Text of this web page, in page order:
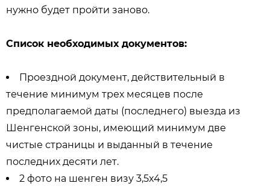
нужно будет пройти заново.
Список необходимых документов:
Проездной документ, действительный в
течение минимум трех месяцев после
предполагаемой даты (последнего) выезда из
Шенгенской зоны, имеющий минимум две
чистые страницы и выданный в течение
последних десяти лет.
2 фото на шенген визу 3,5х4,5